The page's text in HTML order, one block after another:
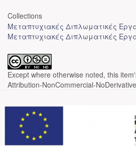
Collections
Μεταπτυχιακές Διπλωματικές
Μεταπτυχιακές Διπλωματικές
Except where otherwise noted, this
Attribution-NonCommercial-